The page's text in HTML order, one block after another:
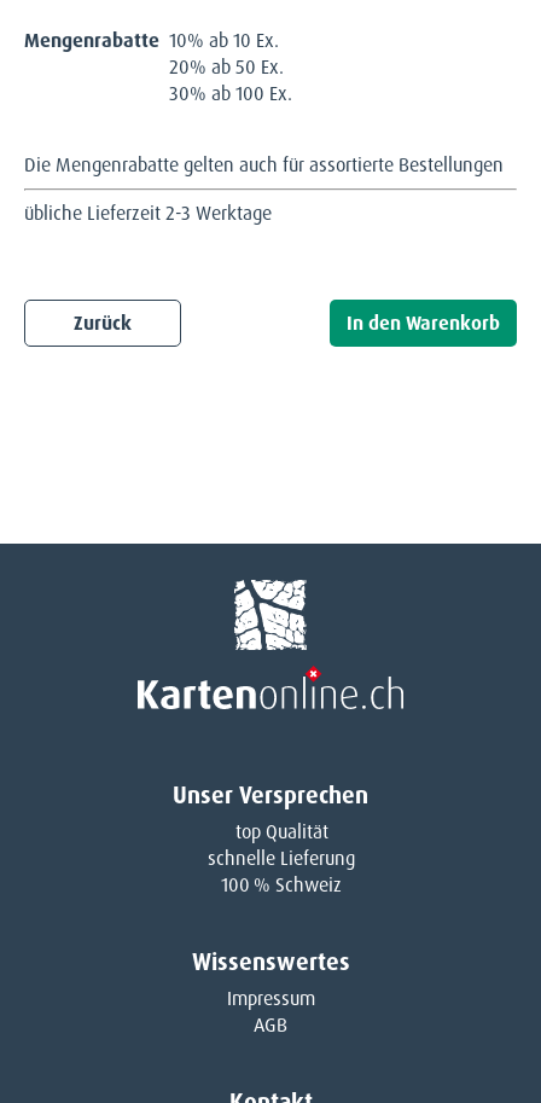
Mengenrabatte 10% ab 10 Ex.
20% ab 50 Ex.
30% ab 100 Ex.
Die Mengenrabatte gelten auch für assortierte Bestellungen
übliche Lieferzeit 2-3 Werktage
Zurück
Unser Versprechen
top Qualität
schnelle Lieferung
100 % Schweiz
Wissenswertes
Impressum
AGB